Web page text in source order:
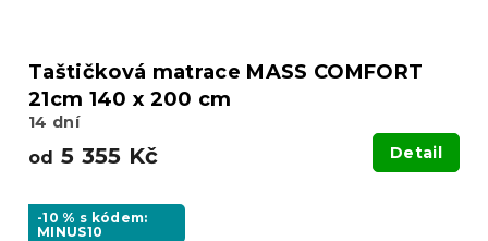
Taštičková matrace MASS COMFORT
21cm 140 x 200 cm
14 dní
od 5 355 Kč Detail
-10 % s kódem:
MINUS10